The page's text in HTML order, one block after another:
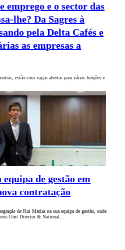
emprego e o sector das
lhe? Da Sagres à
pela Delta Cafés e
as empresas a
estão com vagas abertas para várias funções e
de gestão em
contratação
de Rui Matias na sua equipa de gestão, onde
Unit Director & National…